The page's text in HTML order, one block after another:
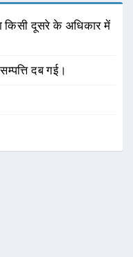
किसी दूसरे के अधिकार में
दब गई।